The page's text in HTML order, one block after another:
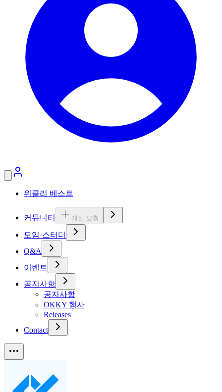
위클리 베스트
커뮤니티 개설 요청
모임·스터디
Q&A
이벤트
공지사항
공지사항
OKKY 행사
Releases
Contact